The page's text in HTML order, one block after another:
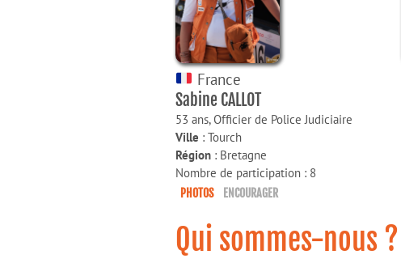
France
Sabine CALLOT
53 ans,Officier de Police Judiciaire
Ville : Tourch
Région : Bretagne
Nombre de participation : 8
PHOTOS ENCOURAGER
Qui sommes-nous ?